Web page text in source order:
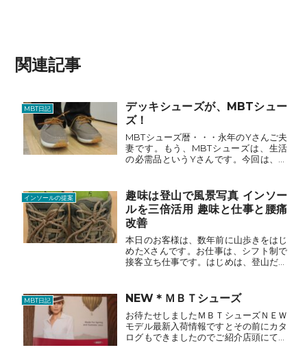
関連記事
MBT日記
デッキシューズが、MBTシュー
ズ！
MBTシューズ暦・・・永年のYさんご夫
妻です。もう、MBTシューズは、生活
の必需品というYさんです。今回は、夏
は、「夏用の靴も・・・。」という事
で、MBTシューズらし...
インソールの提案
趣味は登山で風景写真 インソー
ルを三倍活用 趣味と仕事と腰痛
改善
本日のお客様は、数年前に山歩きをはじ
めたXさんです。お仕事は、シフト制で
接客立ち仕事です。はじめは、登山だけ
は、ハイカットの登山靴はすでに持って
いるので、LOWカットの...
MBT日記 NEW＊ＭＢＴシューズ
お待たせしましたＭＢＴシューズＮＥＷ
モデル最新入荷情報ですとその前にカタ
ログもできましたのでご紹介店頭にて配